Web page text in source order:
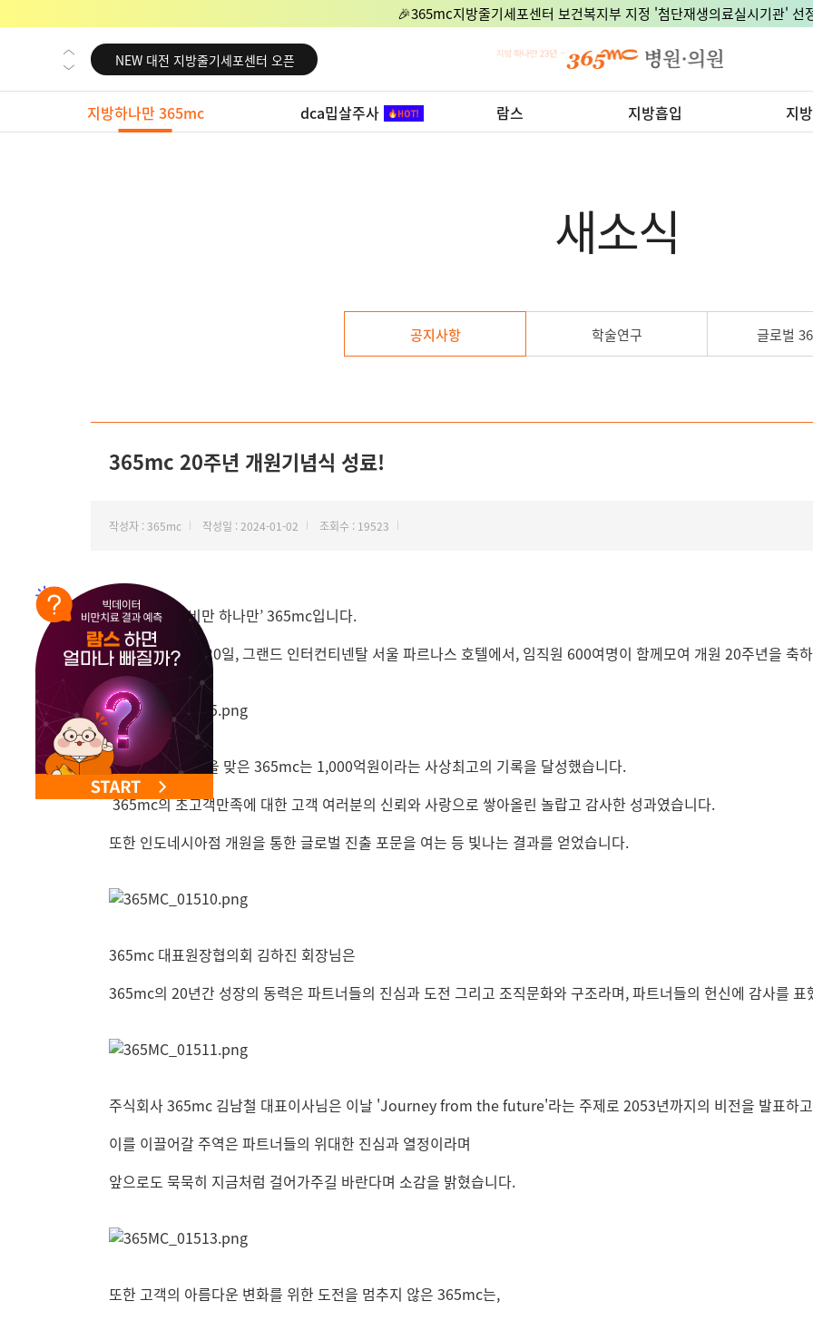
🎉365mc지방줄기세포센터 보건복지부 지정 '첨단재생의료실시기관' 선
NEW 교대 지방줄기세포센터 오픈
NEW 대전 지방줄기세포센터 오픈
NEW 노원 지방줄기세포센터 오픈
NEW 미국 LA점 오픈
지방하나만 365mc dca밉살주사 람스 지방흡입 지
새소식
공지사항 학술연구 글로벌
365mc 20주년 개원기념식 성료!
작성자 : 365mc 작성일 : 2024-01-02 조회수 : 19523
안녕하세요 . ‘비만 하나만’ 365mc입니다.
365mc는 12월 20일, 그랜드 인터컨티넨탈 서울 파르나스 호텔에서, 임직원 600여명이 함께모여 개원 20주년을 축
2023년, 20주년을 맞은 365mc는 1,000억원이라는 사상최고의 기록을 달성했습니다.
365mc의 초고객만족에 대한 고객 여러분의 신뢰와 사랑으로 쌓아올린 놀랍고 감사한 성과였습니다.
또한 인도네시아점 개원을 통한 글로벌 진출 포문을 여는 등 빛나는 결과를 얻었습니다.
365mc 대표원장협의회 김하진 회장님은
365mc의 20년간 성장의 동력은 파트너들의 진심과 도전 그리고 조직문화와 구조라며, 파트너들의 헌신에 감사를 표
주식회사 365mc 김남철 대표이사님은 이날 'Journey from the future'라는 주제로 2053년까지의 비전을 발표하고
이를 이끌어갈 주역은 파트너들의 위대한 진심과 열정이라며
앞으로도 묵묵히 지금처럼 걸어가주길 바란다며 소감을 밝혔습니다.
또한 고객의 아름다운 변화를 위한 도전을 멈추지 않은 365mc는,